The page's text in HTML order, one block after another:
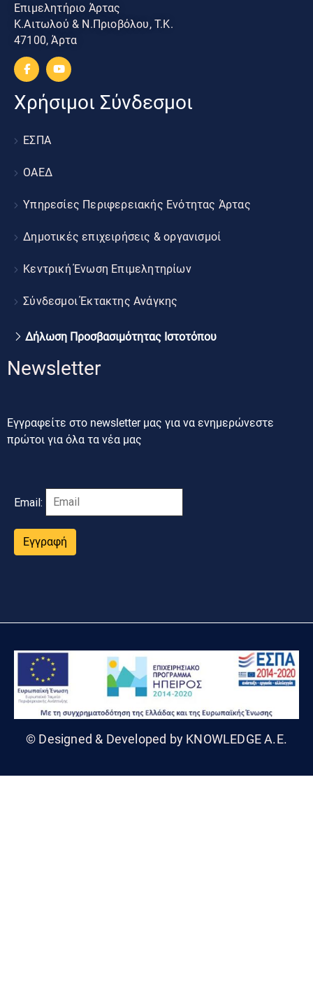
Επιμελητήριο Άρτας
Κ.Αιτωλού & Ν.Πριοβόλου, Τ.Κ.
47100, Άρτα
Χρήσιμοι Σύνδεσμοι
ΕΣΠΑ
ΟΑΕΔ
Υπηρεσίες Περιφερειακής Ενότητας Άρτας
Δημοτικές επιχειρήσεις & οργανισμοί
Κεντρική Ένωση Επιμελητηρίων
Σύνδεσμοι Έκτακτης Ανάγκης
Δήλωση Προσβασιμότητας Ιστοτόπου
Newsletter
Εγγραφείτε στο newsletter μας για να ενημερώνεστε
πρώτοι για όλα τα νέα μας
Email:
Εγγραφή
© Designed & Developed by KNOWLEDGE A.E.